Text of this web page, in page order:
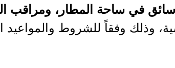
سائق في ساحة المطار، ومراقب
وذلك وفقاً للشروط والمواعيد